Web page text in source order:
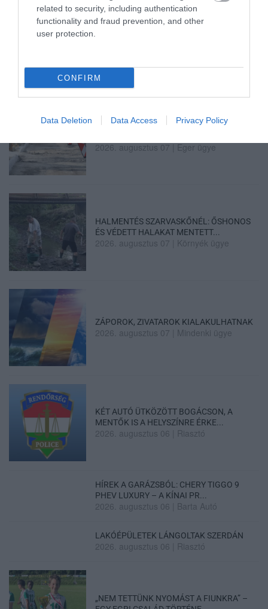
related to security, including authentication
functionality and fraud prevention, and other
user protection.
CONFIRM
Data Deletion Data Access Privacy Policy
MINDHÁROM ÜTEMBEN DOLGOZNAK A 25-
2026. augusztus 07 Eger ügye
HALMENTÉS SZARVASKŐNÉL: ŐSHONOS
ÉS VÉDETT HALAKAT MENTETT...
2026. augusztus 07 Környék ügye
ZÁPOROK, ZIVATAROK KIALAKULHATNAK
2026. augusztus 07 Mindenki ügye
KÉT AUTÓ ÜTKÖZÖTT BOGÁCSON, A
MENTŐK IS A HELYSZÍNRE ÉRKE...
2026. augusztus 06 Riasztó
HÍREK A GARÁZSBÓL: CHERY TIGGO 9
PHEV LUXURY – A KÍNAI PR...
2026. augusztus 06 Barta Autó
LAKÓÉPÜLETEK LÁNGOLTAK SZERDÁN
2026. augusztus 06 Riasztó
„NEM TETTÜNK NYOMÁST A FIUNKRA” –